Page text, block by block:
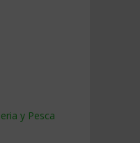
y Pesca